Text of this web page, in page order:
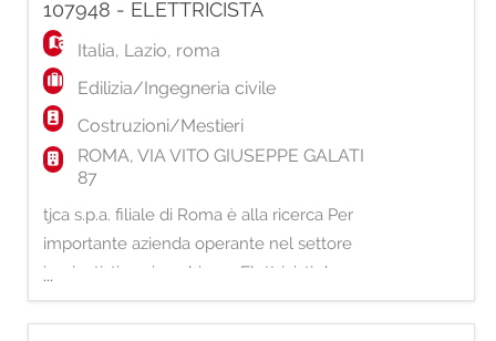
si occuperà di: - Manutenzione ordinaria e
straordinaria di impianti termici, idraul
107948 - ELETTRICISTA
Italia, Lazio, roma
Edilizia/Ingegneria civile
Costruzioni/Mestieri
ROMA, VIA VITO GIUSEPPE GALATI
87
tjca s.p.a. filiale di Roma è alla ricerca Per
importante azienda operante nel settore
impiantistico, ricerchiamo Elettricisti da
inserire presso cantieri e appalti situati sul
territorio di Roma e provincia. Mansioni
...